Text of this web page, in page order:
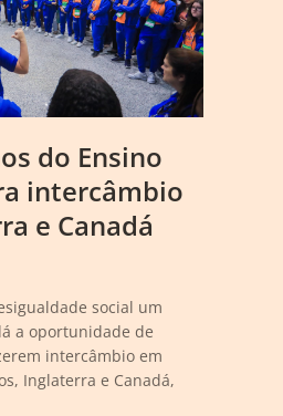
do Ensino
intercâmbio
e Canadá
social um
a oportunidade de
intercâmbio em
Inglaterra e Canadá,